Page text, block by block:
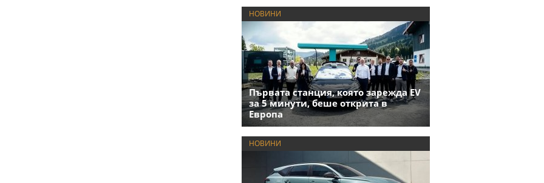
НОВИНИ
Първата станция, която зарежда EV
за 5 минути, беше открита в
Европа
НОВИНИ